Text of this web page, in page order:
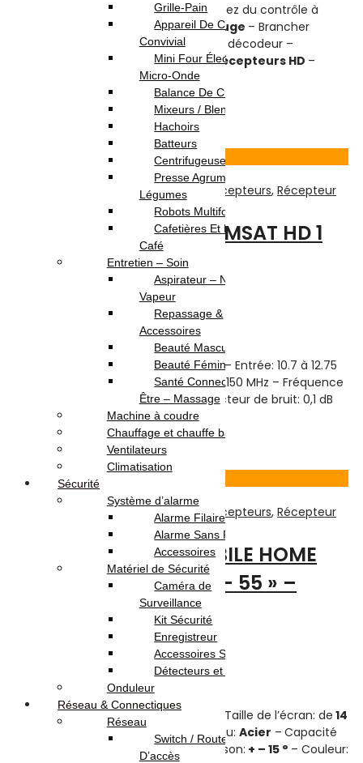
Afficheur Pour Récepteurs HD – Profitez du contrôle à
distance grâce au déportIR InfraRouge – Brancher
facilement via un prise jack sur votre décodeur –
Compatible avec la plupart des récepteurs HD –
Ajouter au panier
Accessoires Pour Récepteurs, Récepteur
TÊTE DE PARABOLE SAMSAT HD 1
SORTIE
Tête de parabole SamSat HD 1 Sortie – Entrée: 10.7 à 12.75
GHz – Sortie: 950 – 2150 MHz / 1100 – 2150 MHz – Fréquence
d’oscillation: 9.75 GHz / 10.6 GHz – Facteur de bruit: 0,1 dB
DT
Ajouter au panier
Voir Produit
Accessoires Pour Récepteurs, Récepteur
SUPPORT MURAL MOBILE HOME
DESIGN POUR TV 14 » – 55 » –
Highlights:
Support Mural Mobile HOME DESIGN – Taille de l’écran: de 14
55 Pouces– Matériau: Acier – Capacité
50 kg– Inclinaison: + – 15 ° – Couleur:
Grille-Pain
Appareil De Cuisson /
Convivial
Mini Four Électrique /
Micro-Onde
Balance De Cuisine
Mixeurs / Blenders
Hachoirs
Batteurs
Centrifugeuses
Presse Agrumes /
Légumes
Robots Multifonction
Cafetières Et Moulin À
Café
Entretien – Soin
Aspirateur – Nettoyeur
Vapeur
Repassage &
Accessoires
Beauté Masculine
Beauté Féminine
Santé Connectée – Bien
Être – Massage
Machine à coudre
Chauffage et chauffe bain
Ventilateurs
Climatisation
Sécurité
Système d’alarme
Alarme Filaire
Alarme Sans Fil
Accessoires
Matériel de Sécurité
Caméra de
Surveillance
Kit Sécurité
Enregistreur
Accessoires Sécurité
Détecteurs et Capteurs
Onduleur
Réseau & Connectiques
Réseau
Switch / Routeurs / Point
D’accès